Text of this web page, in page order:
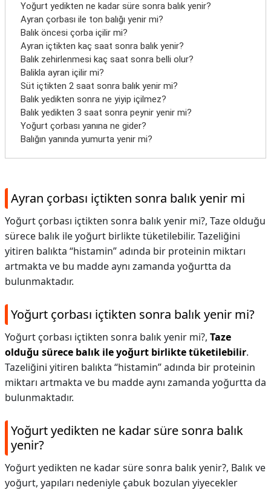
Yoğurt yedikten ne kadar süre sonra balık yenir?
Ayran çorbası ile ton balığı yenir mi?
Balık öncesi çorba içilir mi?
Ayran içtikten kaç saat sonra balık yenir?
Balık zehirlenmesi kaç saat sonra belli olur?
Balikla ayran içilir mi?
Süt içtikten 2 saat sonra balık yenir mi?
Balık yedikten sonra ne yiyip içilmez?
Balık yedikten 3 saat sonra peynir yenir mi?
Yoğurt çorbası yanına ne gider?
Balığın yanında yumurta yenir mi?
Ayran çorbası içtikten sonra balık yenir mi
Yoğurt çorbası içtikten sonra balık yenir mi?, Taze olduğu
sürece balık ile yoğurt birlikte tüketilebilir. Tazeliğini
yitiren balıkta “histamin” adında bir proteinin miktarı
artmakta ve bu madde aynı zamanda yoğurtta da
bulunmaktadır.
Yoğurt çorbası içtikten sonra balık yenir mi?
Yoğurt çorbası içtikten sonra balık yenir mi?, Taze
olduğu sürece balık ile yoğurt birlikte tüketilebilir.
Tazeliğini yitiren balıkta “histamin” adında bir proteinin
miktarı artmakta ve bu madde aynı zamanda yoğurtta da
bulunmaktadır.
Yoğurt yedikten ne kadar süre sonra balık
yenir?
Yoğurt yedikten ne kadar süre sonra balık yenir?, Balık ve
yoğurt, yapıları nedeniyle çabuk bozulan yiyecekler